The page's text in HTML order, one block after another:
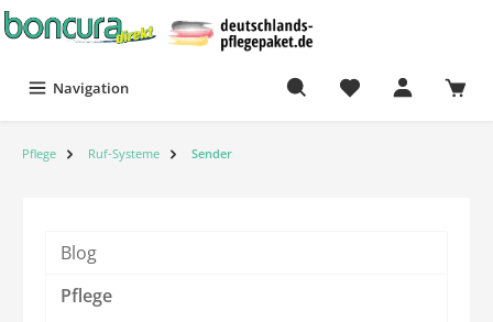
Navigation
Pflege Ruf-Systeme Sender
Blog
Pflege